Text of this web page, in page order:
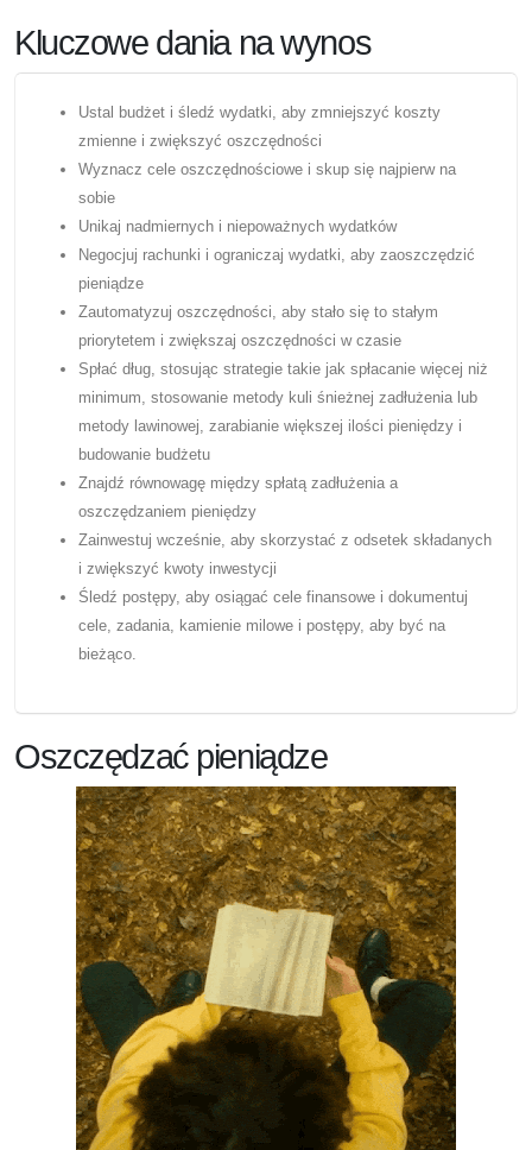
Kluczowe dania na wynos
Ustal budżet i śledź wydatki, aby zmniejszyć koszty
zmienne i zwiększyć oszczędności
Wyznacz cele oszczędnościowe i skup się najpierw na
sobie
Unikaj nadmiernych i niepoważnych wydatków
Negocjuj rachunki i ograniczaj wydatki, aby zaoszczędzić
pieniądze
Zautomatyzuj oszczędności, aby stało się to stałym
priorytetem i zwiększaj oszczędności w czasie
Spłać dług, stosując strategie takie jak spłacanie więcej niż
minimum, stosowanie metody kuli śnieżnej zadłużenia lub
metody lawinowej, zarabianie większej ilości pieniędzy i
budowanie budżetu
Znajdź równowagę między spłatą zadłużenia a
oszczędzaniem pieniędzy
Zainwestuj wcześnie, aby skorzystać z odsetek składanych
i zwiększyć kwoty inwestycji
Śledź postępy, aby osiągać cele finansowe i dokumentuj
cele, zadania, kamienie milowe i postępy, aby być na
bieżąco.
Oszczędzać pieniądze